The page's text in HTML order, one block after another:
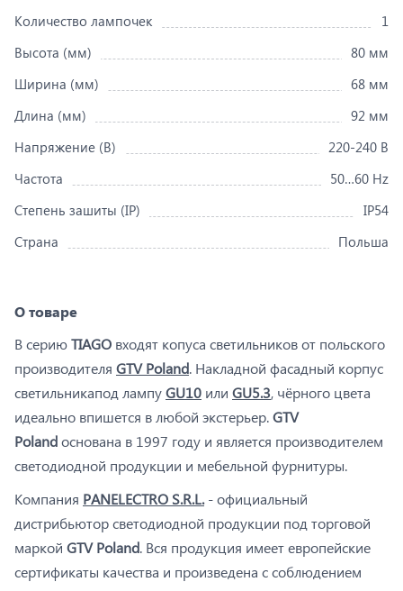
Количество лампочек
1
Высота (мм)
80 мм
Ширина (мм)
68 мм
Длина (мм)
92 мм
Напряжение (В)
220-240 В
Частота
50…60 Hz
Степень зашиты (IP)
IP54
Страна
Польша
О товаре
В сериюTIAGO входят копуса светильников от польского
производителя GTV Poland. Накладной фасадный корпус
светильникапод лампуGU10 или GU5.3, чёрного цвета
идеально впишется в любой экстерьер.GTV
Polandоснована в 1997 году и является производителем
светодиодной продукции и мебельной фурнитуры.
Компания PANELECTRO S.R.L.- официальный
дистрибьютор светодиодной продукции под торговой
маркой GTV Poland. Вся продукция имеет европейские
сертификаты качества и произведена с соблюдением